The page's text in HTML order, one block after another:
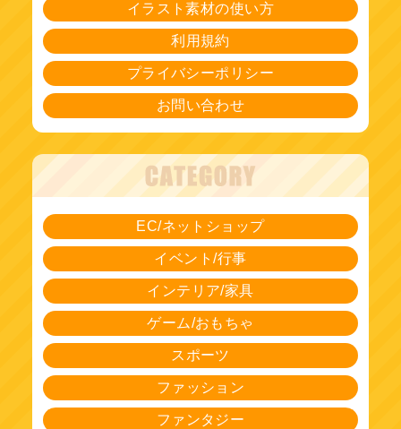
イラスト素材の使い方
利用規約
プライバシーポリシー
お問い合わせ
EC/ネットショップ
イベント/行事
インテリア/家具
ゲーム/おもちゃ
スポーツ
ファッション
ファンタジー